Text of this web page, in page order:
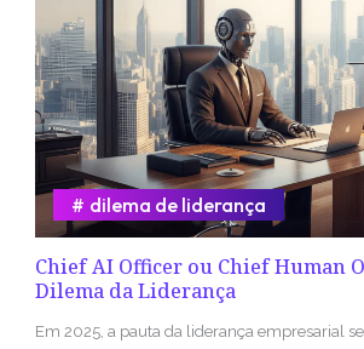
Chief AI Officer ou Chief Human
Dilema da Liderança
dilema de liderança
Em 2025, a pauta da liderança empresarial